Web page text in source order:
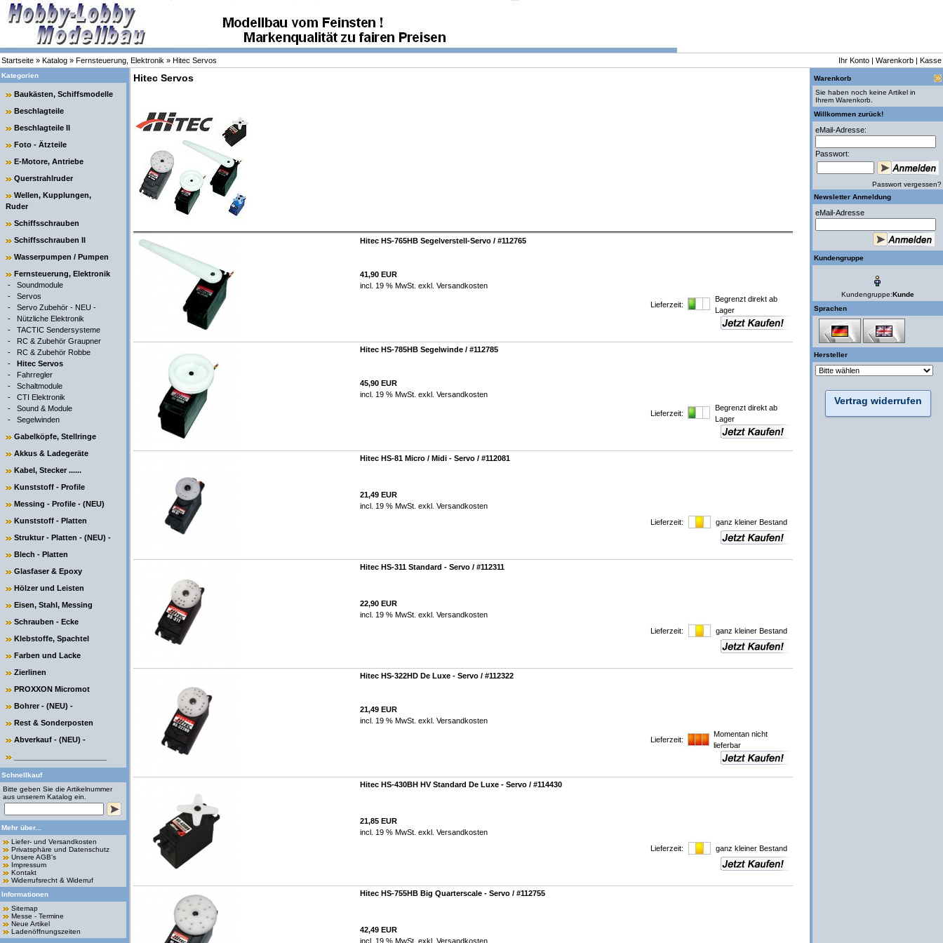
Startseite » Katalog » Fernsteuerung, Elektronik » Hitec Servos Ihr Konto | Warenkorb | Kasse
Kategorien
Baukästen, Schiffsmodelle
Beschlagteile
Beschlagteile II
Foto - Ätzteile
E-Motore, Antriebe
Querstrahlruder
Wellen, Kupplungen,
Ruder
Schiffsschrauben
Schiffsschrauben II
Wasserpumpen / Pumpen
Fernsteuerung, Elektronik
- Soundmodule
- Servos
- Servo Zubehör - NEU -
- Nützliche Elektronik
- TACTIC Sendersysteme
- RC & Zubehör Graupner
- RC & Zubehör Robbe
- Hitec Servos
- Fahrregler
- Schaltmodule
- CTI Elektronik
- Sound & Module
- Segelwinden
Gabelköpfe, Stellringe
Akkus & Ladegeräte
Kabel, Stecker ......
Kunststoff - Profile
Messing - Profile - (NEU)
Kunststoff - Platten
Struktur - Platten - (NEU) -
Blech - Platten
Glasfaser & Epoxy
Hölzer und Leisten
Eisen, Stahl, Messing
Schrauben - Ecke
Klebstoffe, Spachtel
Farben und Lacke
Zierlinen
PROXXON Micromot
Bohrer - (NEU) -
Rest & Sonderposten
Abverkauf - (NEU) -
Schnellkauf
Bitte geben Sie die Artikelnummer
aus unserem Katalog ein.
Mehr über...
Liefer- und Versandkosten
Privatsphäre und Datenschutz
Unsere AGB's
Impressum
Kontakt
Widerrufsrecht & Widerruf
Informationen
Sitemap
Messe - Termine
Neue Artikel
Ladenöffnungszeiten
Hitec Servos
Hitec HS-765HB Segelverstell-Servo / #112765
41,90 EUR
incl. 19 % MwSt. exkl. Versandkosten
Lieferzeit:
Begrenzt direkt ab
Lager
Hitec HS-785HB Segelwinde / #112785
45,90 EUR
incl. 19 % MwSt. exkl. Versandkosten
Lieferzeit:
Begrenzt direkt ab
Lager
Hitec HS-81 Micro / Midi - Servo / #112081
21,49 EUR
incl. 19 % MwSt. exkl. Versandkosten
Lieferzeit:
ganz kleiner Bestand
Hitec HS-311 Standard - Servo / #112311
22,90 EUR
incl. 19 % MwSt. exkl. Versandkosten
Lieferzeit:
ganz kleiner Bestand
Hitec HS-322HD De Luxe - Servo / #112322
21,49 EUR
incl. 19 % MwSt. exkl. Versandkosten
Lieferzeit:
Momentan nicht
lieferbar
Hitec HS-430BH HV Standard De Luxe - Servo / #114430
21,85 EUR
incl. 19 % MwSt. exkl. Versandkosten
Lieferzeit:
ganz kleiner Bestand
Hitec HS-755HB Big Quarterscale - Servo / #112755
42,49 EUR
incl. 19 % MwSt. exkl. Versandkosten
Warenkorb
Sie haben noch keine Artikel in
Ihrem Warenkorb.
Willkommen zurück!
eMail-Adresse:
Passwort:
Passwort vergessen?
Newsletter Anmeldung
eMail-Adresse
Kundengruppe
Kundengruppe:Kunde
Sprachen
Hersteller
Vertrag widerrufen